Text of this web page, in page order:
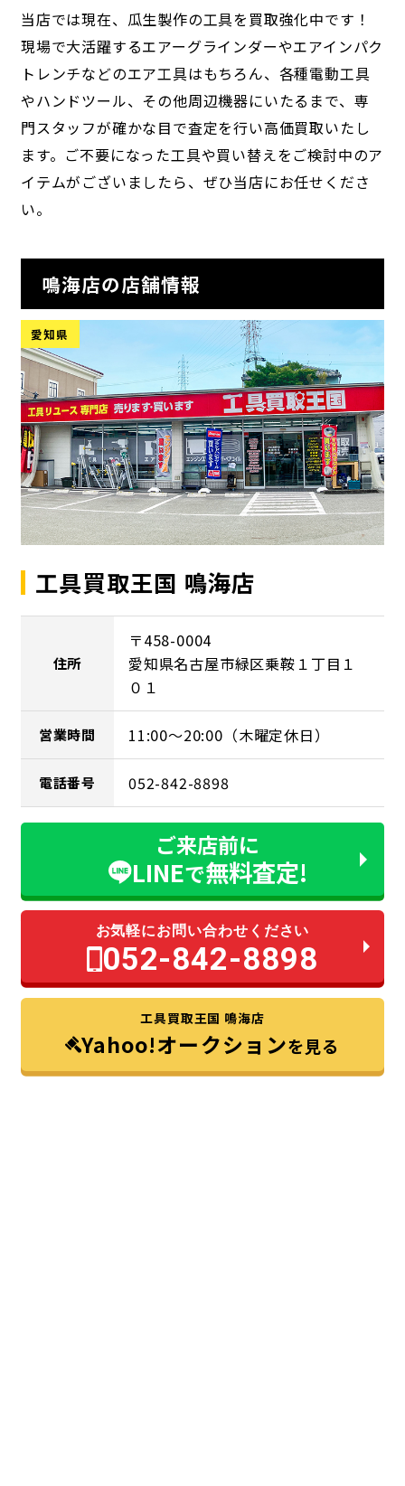
当店では現在、瓜生製作の工具を買取強化中です！
現場で大活躍するエアーグラインダーやエアインパク
トレンチなどのエア工具はもちろん、各種電動工具
やハンドツール、その他周辺機器にいたるまで、専
門スタッフが確かな目で査定を行い高価買取いたし
ます。ご不要になった工具や買い替えをご検討中のア
イテムがございましたら、ぜひ当店にお任せくださ
い。
鳴海店の店舗情報
愛知県
工具買取王国 鳴海店
住所
〒458-0004
愛知県名古屋市緑区乗鞍１丁目１
０１
営業時間 11:00～20:00（木曜定休日）
電話番号 052-842-8898
ご来店前に
LINEで無料査定!
お気軽にお問い合わせください
052-842-8898
工具買取王国 鳴海店
Yahoo!オークションを見る